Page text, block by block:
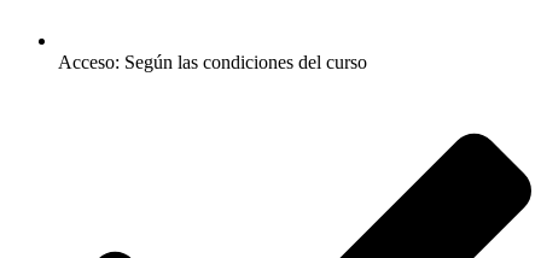
Acceso: Según las condiciones del curso